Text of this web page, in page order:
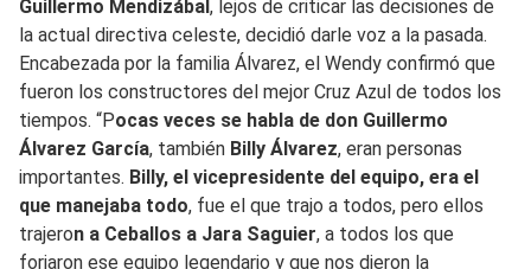
Guillermo Mendizábal , lejos de criticar las decisiones de
la actual directiva celeste, decidió darle voz a la pasada.
Encabezada por la familia Álvarez, el Wendy confirmó que
fueron los constructores del mejor Cruz Azul de todos los
tiempos. “Pocas veces se habla de don Guillermo
Álvarez García, también Billy Álvarez, eran personas
importantes. Billy, el vicepresidente del equipo, era el
que manejaba todo, fue el que trajo a todos, pero ellos
trajeron a Ceballos a Jara Saguier, a todos los que
forjaron ese equipo legendario y que nos dieron la